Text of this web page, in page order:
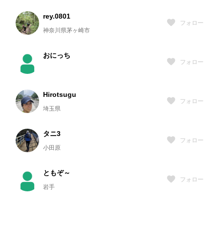
rey.0801
神奈川県茅ヶ崎市
フォロー
おにっち
フォロー
Hirotsugu
埼玉県
フォロー
タニ3
小田原
フォロー
ともぞ～
岩手
フォロー